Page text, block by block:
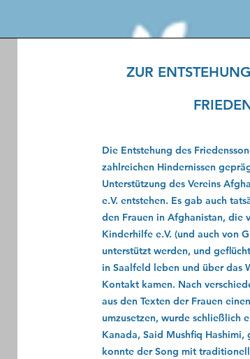
ZUR
Die Entstehung des
zahlreichen Hindernissen
Unterstützung des Vereins
e.V. entstehen. Es gab auch
den Frauen in Afghanistan, die
Kinderhilfe e.V. (und auch von
unterstützt werden, und
in Saalfeld leben und über das
Kontakt kamen. Nach
aus den Texten der Frauen
umzusetzen, wurde schließlich
Kanada, Said Mushﬁq
konnte der Song mit